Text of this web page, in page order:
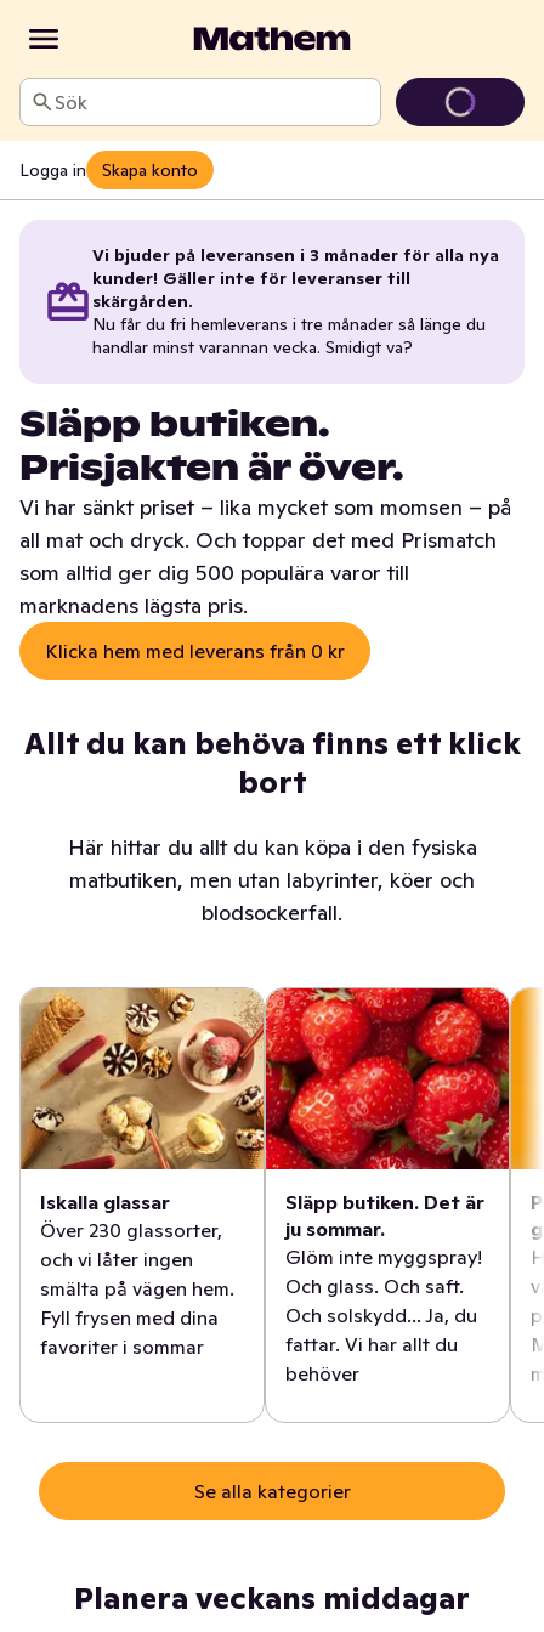
Sök
Logga in Skapa konto
Vi bjuder på leveransen i 3 månader för alla nya
kunder! Gäller inte för leveranser till
skärgården.
Nu får du fri hemleverans i tre månader så länge du
handlar minst varannan vecka. Smidigt va?
Släpp butiken.
Prisjakten är över.
Vi har sänkt priset – lika mycket som momsen – på
all mat och dryck. Och toppar det med Prismatch
som alltid ger dig 500 populära varor till
marknadens lägsta pris.
Klicka hem med leverans från 0 kr
Allt du kan behöva finns ett klick
bort
Här hittar du allt du kan köpa i den fysiska
matbutiken, men utan labyrinter, köer och
blodsockerfall.
Iskalla glassar
Över 230 glassorter,
och vi låter ingen
smälta på vägen hem.
Fyll frysen med dina
favoriter i sommar
Släpp butiken. Det är
ju sommar.
Glöm inte myggspray!
Och glass. Och saft.
Och solskydd... Ja, du
fattar. Vi har allt du
behöver
Se alla kategorier
Planera veckans middagar